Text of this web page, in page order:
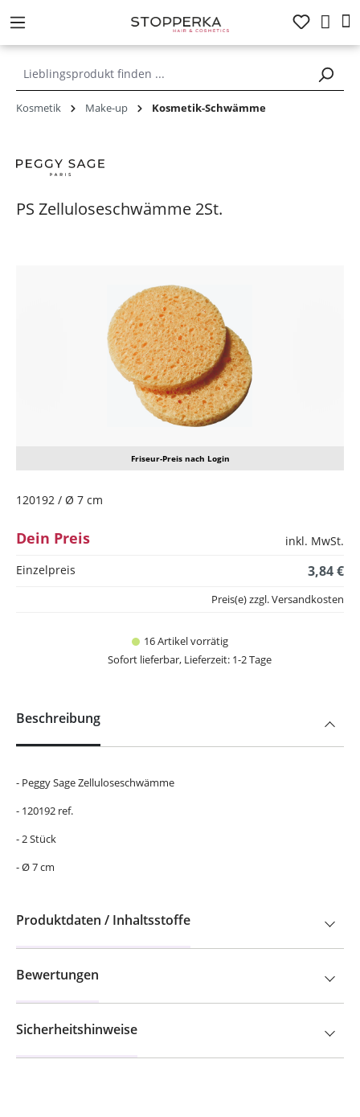
springen
Kosmetik Make-up Kosmetik-Schwämme
PS Zelluloseschwämme 2St.
Friseur-Preis nach Login
120192 / Ø 7 cm
Dein Preis
inkl. MwSt.
Einzelpreis
3,84 €
16 Artikel vorrätig
Sofort lieferbar, Lieferzeit: 1-2 Tage
Preis(e) zzgl. Versandkosten
Beschreibung
- Peggy Sage Zelluloseschwämme
- 120192 ref.
- 2 Stück
- Ø 7 cm
Produktdaten / Inhaltsstoffe
Bewertungen
Sicherheitshinweise